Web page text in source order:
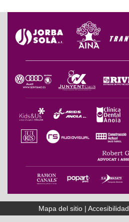
Mapa del sitio |Accesibilidad